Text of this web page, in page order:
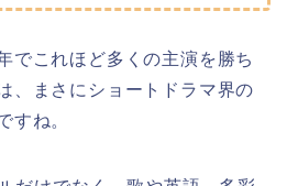
でこれほど多くの主演を勝ち
、まさにショートドラマ界の
すね。